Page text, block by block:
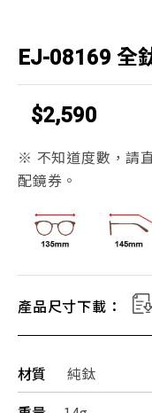
EJ-08169 全
$2,590
※ 不知道度數，請
配鏡券。
產品尺寸下載：
材質
純鈦